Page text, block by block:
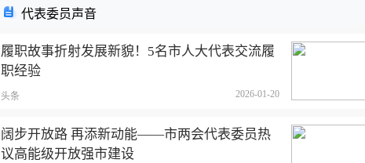
代表委员声音
履职故事折射发展新貌！5名市人大代表交流履
职经验
头条 2026-01-20
阔步开放路 再添新动能——市两会代表委员热
议高能级开放强市建设